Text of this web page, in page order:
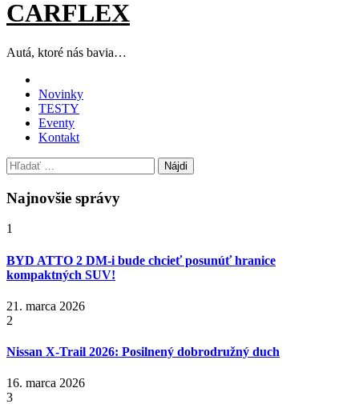
CARFLEX
Autá, ktoré nás bavia…
Novinky
TESTY
Eventy
Kontakt
Hľadať:
Najnovšie správy
1
BYD ATTO 2 DM-i bude chcieť posunúť hranice
kompaktných SUV!
21. marca 2026
2
Nissan X‑Trail 2026: Posilnený dobrodružný duch
16. marca 2026
3